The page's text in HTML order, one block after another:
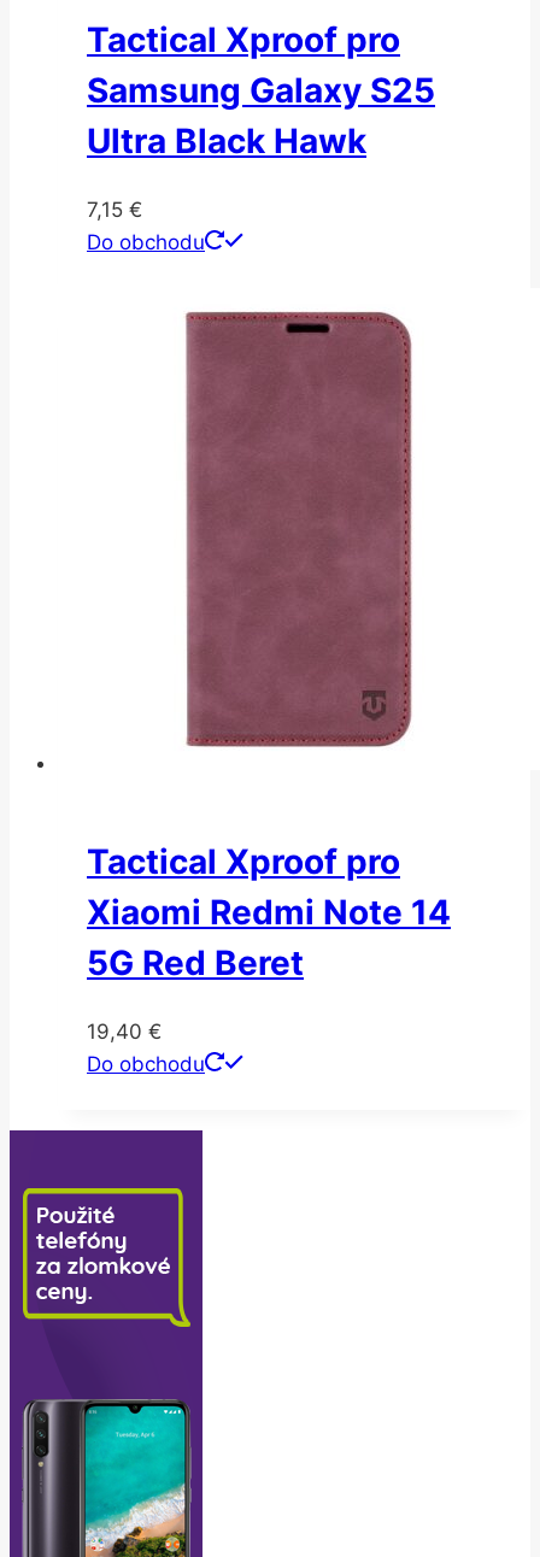
Tactical Xproof pro
Samsung Galaxy S25
Ultra Black Hawk
7,15 €
Do obchodu
Tactical Xproof pro
Xiaomi Redmi Note 14
5G Red Beret
19,40 €
Do obchodu